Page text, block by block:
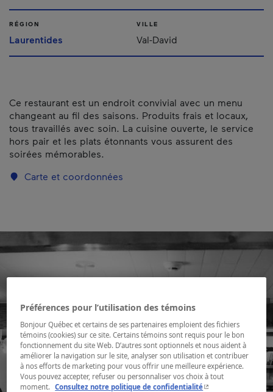
RÉGION
Laurentides
VILLE
Val-David
Ce restaurant est un endroit convivial avec un menu
changeant au fil des saisons. Produits frais et locaux,
tous travaillés avec soin. La cuisine ouverte, le service
hors pair et les plats étonnants vous assurent des
soirées mémorables.
Carte et coordonnées
Préférences pour l’utilisation des témoins
Bonjour Québec et certains de ses partenaires emploient des fichiers
témoins (cookies) sur ce site. Certains témoins sont requis pour le bon
fonctionnement du site Web. D’autres sont optionnels et nous aident à
améliorer la navigation sur le site, analyser son utilisation et contribuer
à nos efforts de marketing pour vous offrir une meilleure expérience.
Vous pouvez accepter, refuser ou personnaliser vos choix à tout
moment.
Consultez notre politique de confidentialité- Cet hyperlien